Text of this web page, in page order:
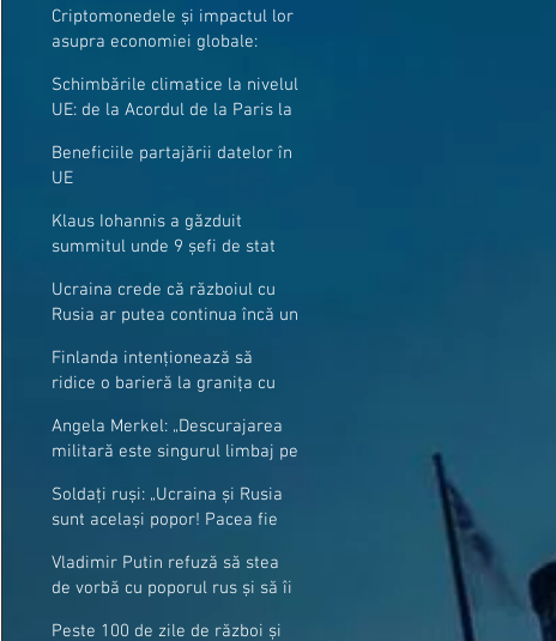
Criptomonedele și impactul lor
asupra economiei globale:
Schimbările climatice la nivelul
UE: de la Acordul de la Paris la
Beneficiile partajării datelor în
UE
Klaus Iohannis a găzduit
summitul unde 9 șefi de stat
granițe
Ucraina crede că războiul cu
Rusia ar putea continua încă un
Finlanda intenționează să
ridice o barieră la granița cu
Angela Merkel: „Descurajarea
militară este singurul limbaj pe
Soldați ruși: „Ucraina și Rusia
sunt același popor! Pacea fie
Vladimir Putin refuză să stea
de vorbă cu poporul rus și să îi
Peste 100 de zile de război și